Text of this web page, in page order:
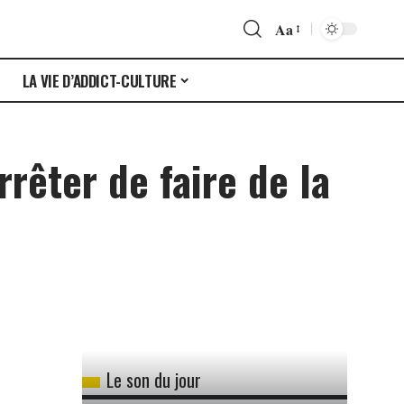
Aa
LA VIE D’ADDICT-CULTURE
de faire de la
Le son du jour